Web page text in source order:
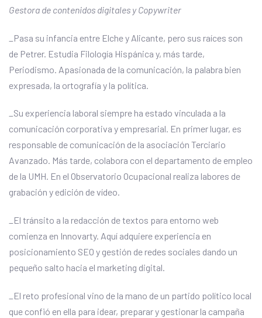
Gestora de contenidos digitales y Copywriter
_Pasa su infancia entre Elche y Alicante, pero sus raíces son
de Petrer. Estudia Filología Hispánica y, más tarde,
Periodismo. Apasionada de la comunicación, la palabra bien
expresada, la ortografía y la política.
_Su experiencia laboral siempre ha estado vinculada a la
comunicación corporativa y empresarial. En primer lugar, es
responsable de comunicación de la asociación Terciario
Avanzado. Más tarde, colabora con el departamento de empleo
de la UMH. En el Observatorio Ocupacional realiza labores de
grabación y edición de vídeo.
_El tránsito a la redacción de textos para entorno web
comienza en Innovarty. Aquí adquiere experiencia en
posicionamiento SEO y gestión de redes sociales dando un
pequeño salto hacia el marketing digital.
_El reto profesional vino de la mano de un partido político local
que confió en ella para idear, preparar y gestionar la campaña